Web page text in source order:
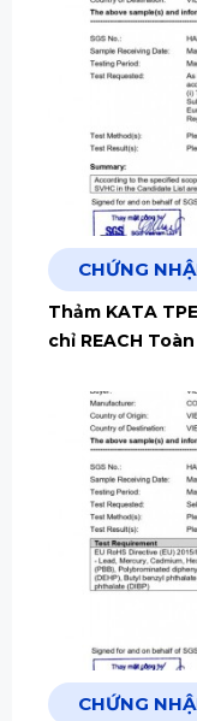
CHỨNG
Thảm KATA
chỉ REACH
CHỨNG